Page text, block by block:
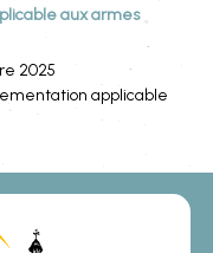
aux armes
2025
applicable